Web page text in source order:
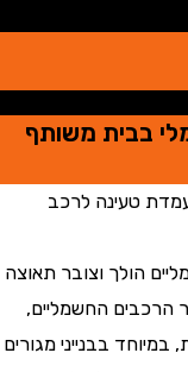
משותף
לרכב
וצובר תאוצה
החשמליים,
בבנייני מגורים